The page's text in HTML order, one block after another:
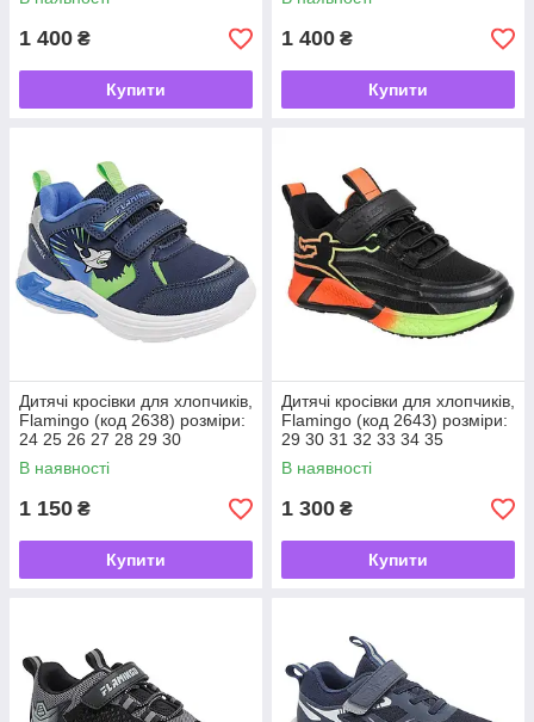
1 400 ₴
Купити
1 400 ₴
Купити
Дитячі кросівки для хлопчиків,
Flamingo (код 2638) розміри:
24 25 26 27 28 29 30
В наявності
1 150 ₴
Купити
Дитячі кросівки для хлопчиків,
Flamingo (код 2643) розміри:
29 30 31 32 33 34 35
В наявності
1 300 ₴
Купити